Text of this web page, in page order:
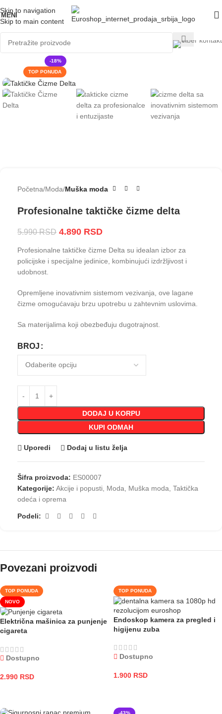
Skip to navigation
Skip to main content
MENI
-18%
TOP PONUDA
Početna Moda Muška moda
Profesionalne taktičke čizme delta
5.990RSD 4.890 RSD
Profesionalne taktičke čizme Delta su idealan izbor za
policijske i specijalne jedinice, kombinujući izdržljivost i
udobnost.
Opremljene inovativnim sistemom vezivanja, ove lagane
čizme omogućavaju brzu upotrebu u zahtevnim uslovima.
Sa materijalima koji obezbeđuju dugotrajnost.
BROJ
DODAJ U KORPU
KUPI ODMAH
Uporedi Dodaj u listu želja
Šifra proizvoda: ES00007
Kategorije: Akcije i popusti Moda Muška moda Taktička
odeća i oprema
Podeli:
Povezani proizvodi
TOP PONUDA
NOVO
Električna mašinica za punjenje
cigareta
Dostupno
2.990 RSD
TOP PONUDA
Endoskop kamera za pregled i
higijenu zuba
Dostupno
1.900 RSD